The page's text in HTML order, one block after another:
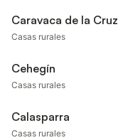
Caravaca de la Cruz
Casas rurales
Cehegín
Casas rurales
Calasparra
Casas rurales